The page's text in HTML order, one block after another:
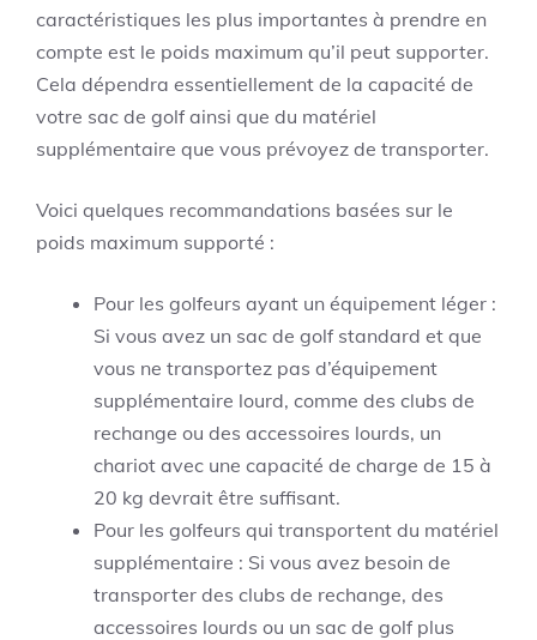
caractéristiques les plus importantes à prendre en
compte est le poids maximum qu’il peut supporter.
Cela dépendra essentiellement de la capacité de
votre sac de golf ainsi que du matériel
supplémentaire que vous prévoyez de transporter.
Voici quelques recommandations basées sur le
poids maximum supporté :
Pour les golfeurs ayant un équipement léger :
Si vous avez un sac de golf standard et que
vous ne transportez pas d’équipement
supplémentaire lourd, comme des clubs de
rechange ou des accessoires lourds, un
chariot avec une capacité de charge de 15 à
20 kg devrait être suffisant.
Pour les golfeurs qui transportent du matériel
supplémentaire : Si vous avez besoin de
transporter des clubs de rechange, des
accessoires lourds ou un sac de golf plus